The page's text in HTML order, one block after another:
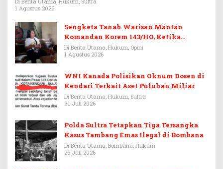
1 Agustus 2026
Sengketa Tanah Warisan Mantan
Komandan Korem 143/HO, Ketika
Warisan Menjadi Arena Pemerasan
Di Berita Utama, Hukum, Opini
1 Agustus 2026
WNI Kanada Polisikan Oknum Dosen di
Kendari Terkait Aset Puluhan Miliar
Di Berita Utama, Hukum, Sultra
31 Juli 2026
Polda Sultra Tetapkan Tiga Tersangka
Kasus Tambang Emas Ilegal di Bombana
Di Berita Utama, Bombana, Hukum
26 Juli 2026